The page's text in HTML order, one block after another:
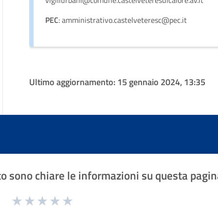
PEC: amministrativo.castelveteresc@pec.it
Ultimo aggiornamento:15 gennaio 2024, 13:35
sono chiare le informazioni su questa
1 a 5 stelle la pagina